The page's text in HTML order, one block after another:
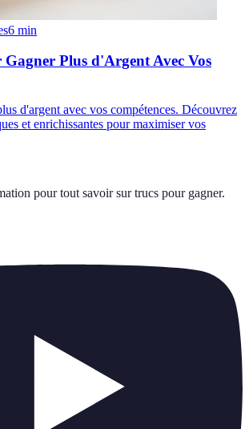
6 min
Gagner Plus d'Argent Avec Vos
d'argent avec vos compétences. Découvrez
et enrichissantes pour maximiser vos
pour tout savoir sur trucs pour gagner.